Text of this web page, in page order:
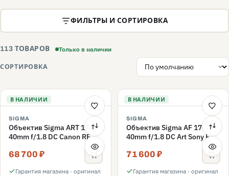
ФИЛЬТРЫ И СОРТИРОВКА
113 ТОВАРОВ Только в наличии
СОРТИРОВКА
В НАЛИЧИИ
SIGMA
Объектив Sigma ART 17-
40mm f/1.8 DC Canon RF
68 700 ₽
Гарантия магазина · оригинал
В НАЛИЧИИ
SIGMA
Объектив Sigma AF 17-
40mm f/1.8 DC Art Sony E
71 600 ₽
Гарантия магазина · оригинал